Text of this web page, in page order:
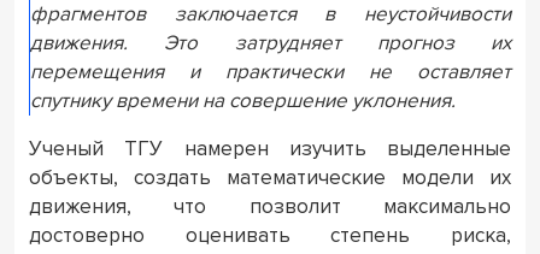
фрагментов заключается в неустойчивости
движения. Это затрудняет прогноз их
перемещения и практически не оставляет
спутнику времени на совершение уклонения.
Ученый ТГУ намерен изучить выделенные
объекты, создать математические модели их
движения, что позволит максимально
достоверно оценивать степень риска,